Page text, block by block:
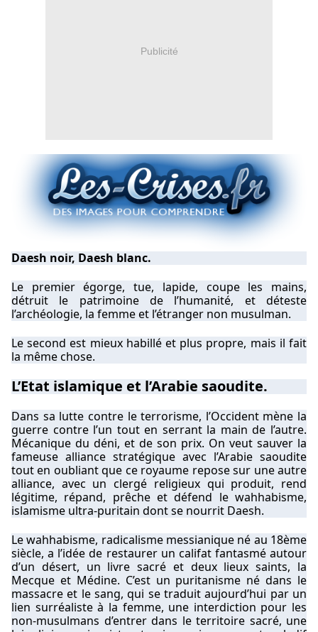
Publicité
Daesh noir, Daesh blanc.
Le premier égorge, tue, lapide, coupe les mains,
détruit le patrimoine de l’humanité, et déteste
l’archéologie, la femme et l’étranger non musulman.
Le second est mieux habillé et plus propre, mais il fait
la même chose.
L’Etat islamique et l’Arabie saoudite.
Dans sa lutte contre le terrorisme, l’Occident mène la
guerre contre l’un tout en serrant la main de l’autre.
Mécanique du déni, et de son prix. On veut sauver la
fameuse alliance stratégique avec l’Arabie saoudite
tout en oubliant que ce royaume repose sur une autre
alliance, avec un clergé religieux qui produit, rend
légitime, répand, prêche et défend le wahhabisme,
islamisme ultra-puritain dont se nourrit Daesh.
Le wahhabisme, radicalisme messianique né au 18ème
siècle, a l’idée de restaurer un califat fantasmé autour
d’un désert, un livre sacré et deux lieux saints, la
Mecque et Médine. C’est un puritanisme né dans le
massacre et le sang, qui se traduit aujourd’hui par un
lien surréaliste à la femme, une interdiction pour les
non-musulmans d’entrer dans le territoire sacré, une